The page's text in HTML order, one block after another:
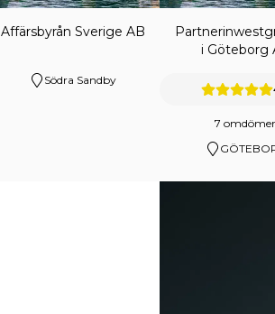
Affärsbyrån Sverige AB
Södra Sandby
i Göteborg
7